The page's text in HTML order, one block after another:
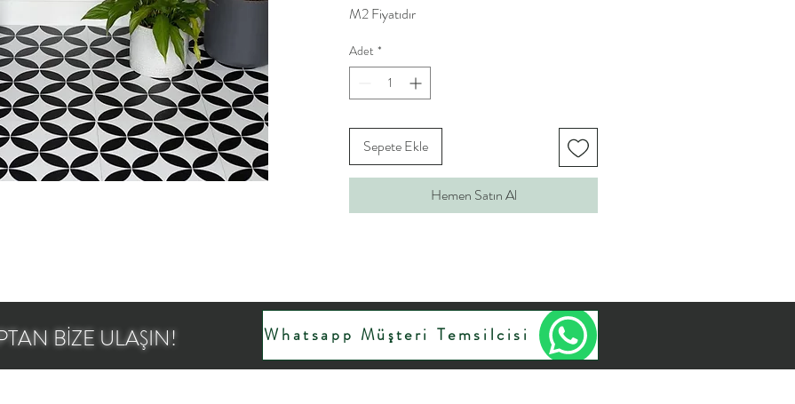
M2 Fiyatıdır
Adet *
Sepete Ekle
Hemen Satın Al
BİZE ULAŞIN! Whatsapp Müşteri Temsilcisi